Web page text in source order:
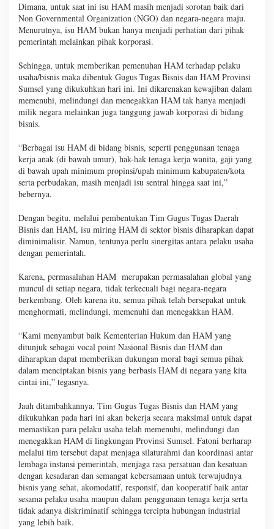
Dimana, untuk saat ini isu HAM masih menjadi sorotan baik dari
Non Governmental Organization (NGO) dan negara-negara maju.
Menurutnya, isu HAM bukan hanya menjadi perhatian dari pihak
pemerintah melainkan pihak korporasi.
Sehingga, untuk memberikan pemenuhan HAM terhadap pelaku
usaha/bisnis maka dibentuk Gugus Tugas Bisnis dan HAM Provinsi
Sumsel yang dikukuhkan hari ini. Ini dikarenakan kewajiban dalam
memenuhi, melindungi dan menegakkan HAM tak hanya menjadi
milik negara melainkan juga tanggung jawab korporasi di bidang
bisnis.
“Berbagai isu HAM di bidang bisnis, seperti penggunaan tenaga
kerja anak (di bawah umur), hak-hak tenaga kerja wanita, gaji yang
di bawah upah minimum propinsi/upah minimum kabupaten/kota
serta perbudakan, masih menjadi isu sentral hingga saat ini,”
bebernya.
Dengan begitu, melalui pembentukan Tim Gugus Tugas Daerah
Bisnis dan HAM, isu miring HAM di sektor bisnis diharapkan dapat
diminimalisir. Namun, tentunya perlu sinergitas antara pelaku usaha
dengan pemerintah.
Karena, permasalahan HAM merupakan permasalahan global yang
muncul di setiap negara, tidak terkecuali bagi negara-negara
berkembang. Oleh karena itu, semua pihak telah bersepakat untuk
menghormati, melindungi, memenuhi dan menegakkan HAM.
“Kami menyambut baik Kementerian Hukum dan HAM yang
ditunjuk sebagai vocal point Nasional Bisnis dan HAM dan
diharapkan dapat memberikan dukungan moral bagi semua pihak
dalam menciptakan bisnis yang berbasis HAM di negara yang kita
cintai ini,” tegasnya.
Jauh ditambahkannya, Tim Gugus Tugas Bisnis dan HAM yang
dikukuhkan pada hari ini akan bekerja secara maksimal untuk dapat
memastikan para pelaku usaha telah memenuhi, melindungi dan
menegakkan HAM di lingkungan Provinsi Sumsel. Fatoni berharap
melalui tim tersebut dapat menjaga silaturahmi dan koordinasi antar
lembaga instansi pemerintah, menjaga rasa persatuan dan kesatuan
dengan kesadaran dan semangat kebersamaan untuk terwujudnya
bisnis yang sehat, akomodatif, responsif, dan kooperatif baik antar
sesama pelaku usaha maupun dalam penggunaan tenaga kerja serta
tidak adanya diskriminatif sehingga tercipta hubungan industrial
yang lebih baik.